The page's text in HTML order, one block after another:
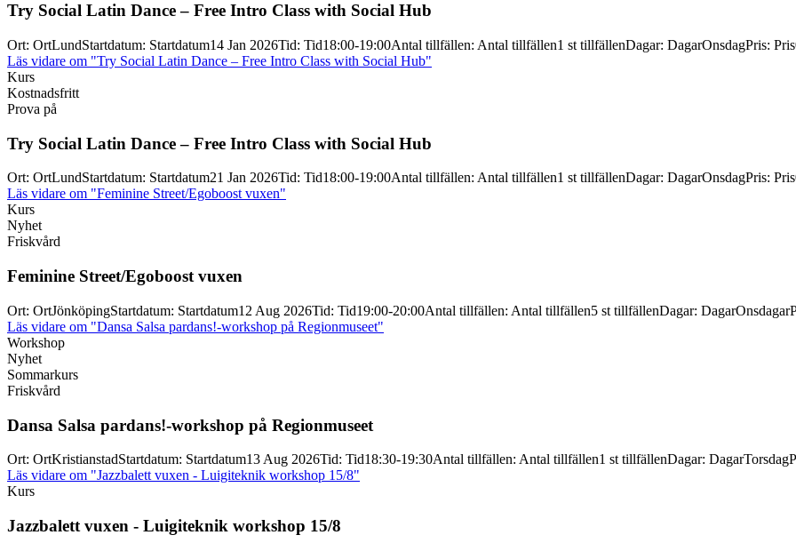
Try Social Latin Dance – Free Intro Class with Social Hub
Ort: OrtLundStartdatum: Startdatum14 Jan 2026Tid: Tid18:00-19:00Antal tillfällen: Antal tillfällen1 st tillfällenDagar: DagarOnsdagPris: Pris
Läs vidare om "Try Social Latin Dance – Free Intro Class with Social Hub"
Kurs
Kostnadsfritt
Prova på
Try Social Latin Dance – Free Intro Class with Social Hub
Ort: OrtLundStartdatum: Startdatum21 Jan 2026Tid: Tid18:00-19:00Antal tillfällen: Antal tillfällen1 st tillfällenDagar: DagarOnsdagPris: Pris
Läs vidare om "Feminine Street/Egoboost vuxen"
Kurs
Nyhet
Friskvård
Feminine Street/Egoboost vuxen
Ort: OrtJönköpingStartdatum: Startdatum12 Aug 2026Tid: Tid19:00-20:00Antal tillfällen: Antal tillfällen5 st tillfällenDagar: DagarOnsdagar
Läs vidare om "Dansa Salsa pardans!-workshop på Regionmuseet"
Workshop
Nyhet
Sommarkurs
Friskvård
Dansa Salsa pardans!-workshop på Regionmuseet
Ort: OrtKristianstadStartdatum: Startdatum13 Aug 2026Tid: Tid18:30-19:30Antal tillfällen: Antal tillfällen1 st tillfällenDagar: DagarTorsdag
Läs vidare om "Jazzbalett vuxen - Luigiteknik workshop 15/8"
Kurs
Jazzbalett vuxen - Luigiteknik workshop 15/8